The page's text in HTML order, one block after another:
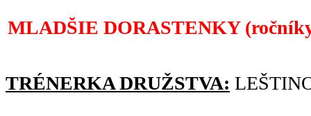
MLADŠIE DORASTENKY (ročníky
TRÉNERKA DRUŽSTVA: